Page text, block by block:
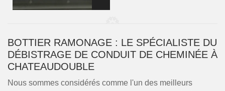
BOTTIER RAMONAGE : LE SPÉCIALISTE DU
DÉBISTRAGE DE CONDUIT DE CHEMINÉE À
CHATEAUDOUBLE
Nous sommes considérés comme l'un des meilleurs